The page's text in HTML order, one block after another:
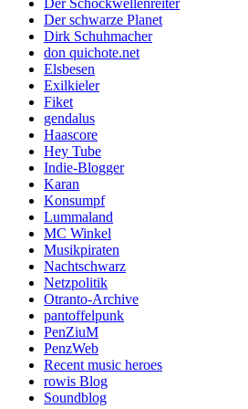
Der Schockwellenreiter
Der schwarze Planet
Dirk Schuhmacher
don quichote.net
Elsbesen
Exilkieler
Fiket
gendalus
Haascore
Hey Tube
Indie-Blogger
Karan
Konsumpf
Lummaland
MC Winkel
Musikpiraten
Nachtschwarz
Netzpolitik
Otranto-Archive
pantoffelpunk
PenZiuM
PenzWeb
Recent music heroes
rowis Blog
Soundblog